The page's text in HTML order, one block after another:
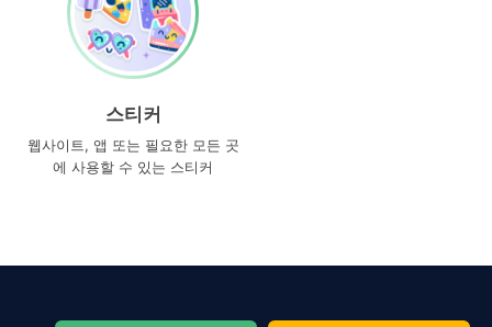
스티커
웹사이트, 앱 또는 필요한 모든 곳
에 사용할 수 있는 스티커